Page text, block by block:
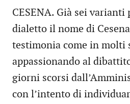
CESENA. Già sei
dialetto il nome di
testimonia come in molti
appassionando al
giorni scorsi
con l’intento di